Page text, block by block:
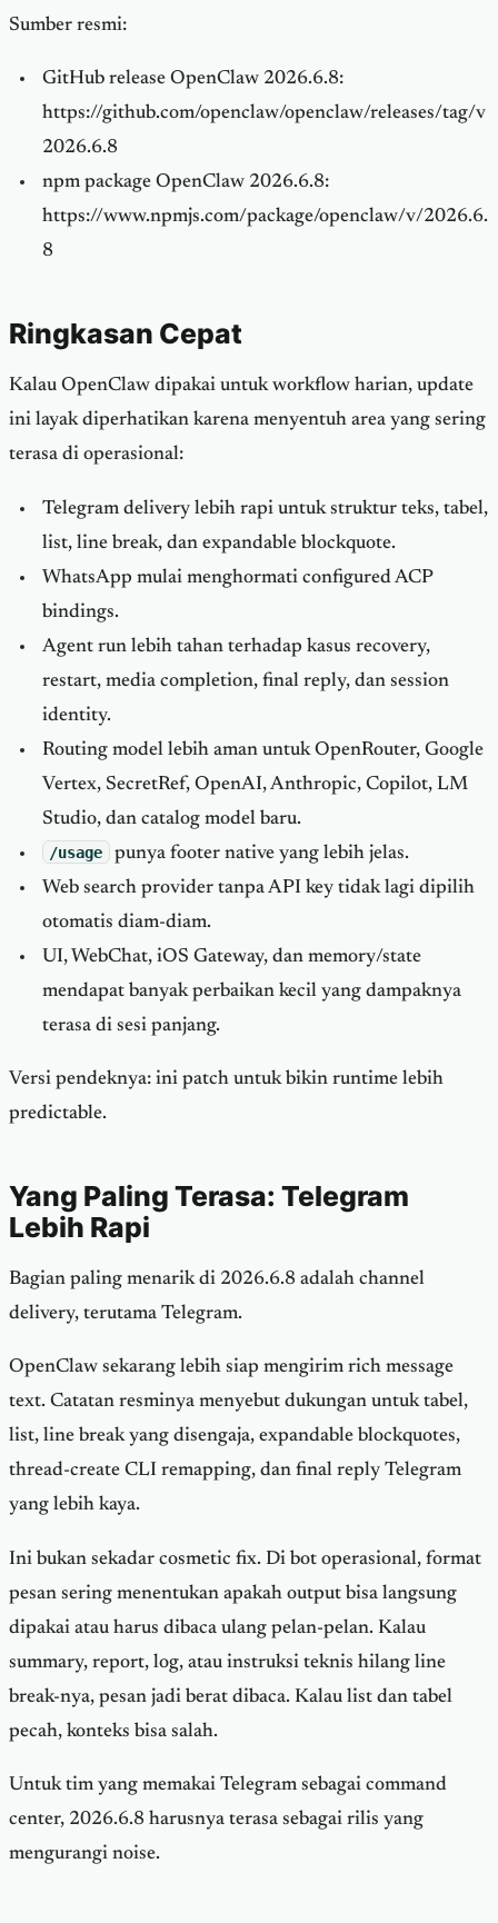
Sumber resmi:
GitHub release OpenClaw 2026.6.8:
https://github.com/openclaw/openclaw/releases/tag/v
2026.6.8
npm package OpenClaw 2026.6.8:
https://www.npmjs.com/package/openclaw/v/2026.6.
8
Ringkasan Cepat
Kalau OpenClaw dipakai untuk workflow harian, update
ini layak diperhatikan karena menyentuh area yang sering
terasa di operasional:
Telegram delivery lebih rapi untuk struktur teks, tabel,
list, line break, dan expandable blockquote.
WhatsApp mulai menghormati configured ACP
bindings.
Agent run lebih tahan terhadap kasus recovery,
restart, media completion, final reply, dan session
identity.
Routing model lebih aman untuk OpenRouter, Google
Vertex, SecretRef, OpenAI, Anthropic, Copilot, LM
Studio, dan catalog model baru.
/usage
punya footer native yang lebih jelas.
Web search provider tanpa API key tidak lagi dipilih
otomatis diam-diam.
UI, WebChat, iOS Gateway, dan memory/state
mendapat banyak perbaikan kecil yang dampaknya
terasa di sesi panjang.
Versi pendeknya: ini patch untuk bikin runtime lebih
predictable.
Yang Paling Terasa: Telegram
Lebih Rapi
Bagian paling menarik di 2026.6.8 adalah channel
delivery, terutama Telegram.
OpenClaw sekarang lebih siap mengirim rich message
text. Catatan resminya menyebut dukungan untuk tabel,
list, line break yang disengaja, expandable blockquotes,
thread-create CLI remapping, dan final reply Telegram
yang lebih kaya.
Ini bukan sekadar cosmetic fix. Di bot operasional, format
pesan sering menentukan apakah output bisa langsung
dipakai atau harus dibaca ulang pelan-pelan. Kalau
summary, report, log, atau instruksi teknis hilang line
break-nya, pesan jadi berat dibaca. Kalau list dan tabel
pecah, konteks bisa salah.
Untuk tim yang memakai Telegram sebagai command
center, 2026.6.8 harusnya terasa sebagai rilis yang
mengurangi noise.